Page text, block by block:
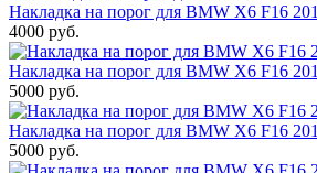
Накладка на порог для BMW X6 F16
4000 руб.
Накладка на порог для BMW X6 F16
5000 руб.
Накладка на порог для BMW X6 F16
5000 руб.